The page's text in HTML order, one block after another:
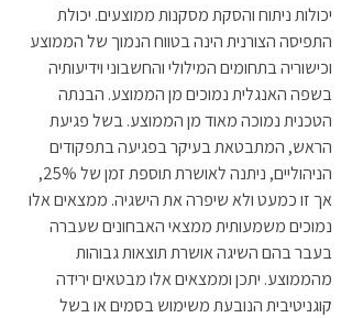
יכולות ניתוח והסקת מסקנות ממוצעים. יכולת
התפיסה הצורנית הינה בטווח הנמוך של הממוצע
וכישוריה בתחומים המילולי והחשבוני וידיעותיה
בשפה האנגלית נמוכים מן הממוצע. הבנתה
הטכנית נמוכה מאוד מן הממוצע. בשל פגיעת
הראש, המתבטאת בעיקר בפגיעה בתפקודים
הניהוליים, ניתנה לאושרת תוספת זמן של 25%,
אך זו כמעט ולא שיפרה את הישגיה. ממצאים אלו
נמוכים משמעותית ממצאי האבחונים שעברה
בעבר בהם השיגה אושרת תוצאות גבוהות
מהממוצע. יתכן וממצאים אלו מבטאים ירידה
קוגניטיבית הנובעת משימוש בסמים או בשל